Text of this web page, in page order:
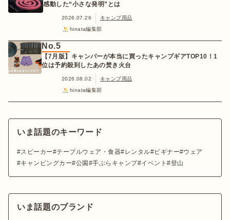
感動した“小さな発明”とは
2026.07.26
キャンプ用品
hinata編集部
No.5
【7月版】キャンパーが本当に買ったキャンプギアTOP10！1
位は予約殺到したあの焚き火台
2026.08.02
キャンプ用品
hinata編集部
いま話題のキーワード
スピーカー テーブルウェア・食器 レンタル ビギナー
ウェア
キャンピングカー 公園 手ぶらキャンプ イベント 登山
いま話題のブランド